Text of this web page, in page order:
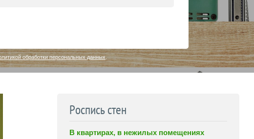
обработки персональных данных.
Роспись стен
В квартирах, в нежилых помещениях